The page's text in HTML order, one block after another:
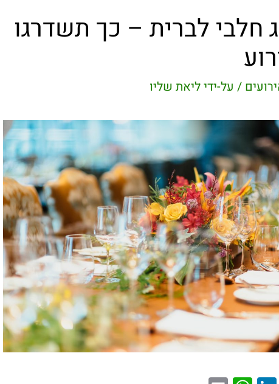
חלבי לברית – כך תשדרגו
/ על-ידיליאת שליו